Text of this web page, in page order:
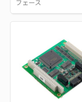
フェース